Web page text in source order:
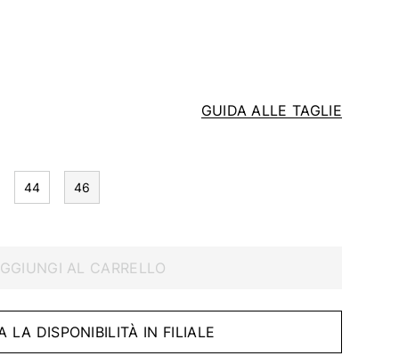
GUIDA ALLE TAGLIE
44 46
AL CARRELLO
LA DISPONIBILITÀ IN FILIALE